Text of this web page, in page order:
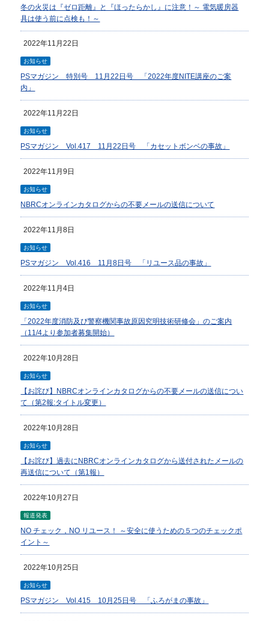
冬の火災は『ゼロ距離』と『ほったらかし』に注意！～ 電気暖房器
具は使う前に点検も！～
2022年11月22日
お知らせ
PSマガジン 特別号 11月22日号 「2022年度NITE講座のご案
内」
2022年11月22日
お知らせ
PSマガジン Vol.417 11月22日号 「カセットボンベの事故」
2022年11月9日
お知らせ
NBRCオンラインカタログからの不要メールの送信について
2022年11月8日
お知らせ
PSマガジン Vol.416 11月8日号 「リユース品の事故」
2022年11月4日
お知らせ
「2022年度消防及び警察機関事故原因究明技術研修会」のご案内
（11/4より参加者募集開始）
2022年10月28日
お知らせ
【お詫び】NBRCオンラインカタログからの不要メールの送信につい
て（第2報:タイトル変更）
2022年10月28日
お知らせ
【お詫び】過去にNBRCオンラインカタログから送付されたメールの
再送信について（第1報）
2022年10月27日
報道発表
NO チェック，NO リユース！ ～安全に使うための５つのチェックポ
イント～
2022年10月25日
お知らせ
PSマガジン Vol.415 10月25日号 「ふろがまの事故」